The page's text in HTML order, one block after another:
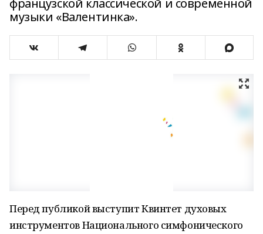
французской классической и современной
музыки «Валентинка».
Перед публикой выступит Квинтет духовых
инструментов Национального симфонического